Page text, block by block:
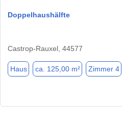
Doppelhaushälfte
Castrop-Rauxel, 44577
Haus ca. 125,00 m² Zimmer 4